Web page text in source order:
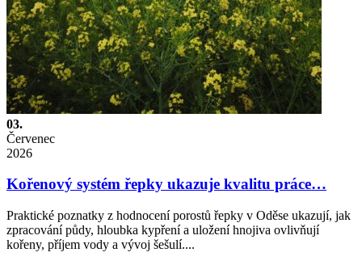
03.
Červenec
2026
Kořenový systém řepky ukazuje kvalitu práce…
Praktické poznatky z hodnocení porostů řepky v Oděse ukazují, jak
zpracování půdy, hloubka kypření a uložení hnojiva ovlivňují
kořeny, příjem vody a vývoj šešulí....